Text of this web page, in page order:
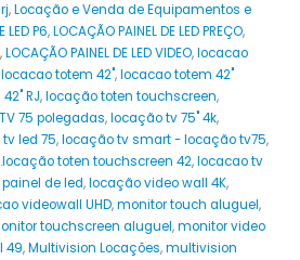
,Locação e Venda de Equipamentos e
LED P6,LOCAÇÃO PAINEL DE LED PREÇO,
,LOCAÇÃO PAINEL DE LED VIDEO,locacao
locacao totem 42",locacao totem 42"
RJ,locação toten touchscreen,
75 polegadas,locação tv 75" 4k,
led 75,locação tv smart - locação tv75,
toten touchscreen 42,locacao tv
de led,locação video wall 4K,
videowall UHD,monitor touch aluguel,
touchscreen aluguel,monitor video
49,Multivision Locações,multivision